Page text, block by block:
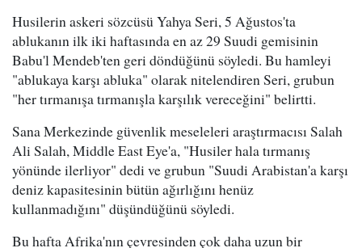
Husilerin askeri sözcüsü Yahya Seri, 5 Ağustos'ta
ablukanın ilk iki haftasında en az 29 Suudi gemisinin
Babu'l Mendeb'ten geri döndüğünü söyledi. Bu hamleyi
"ablukaya karşı abluka" olarak nitelendiren Seri, grubun
"her tırmanışa tırmanışla karşılık vereceğini" belirtti.
Sana Merkezinde güvenlik meseleleri araştırmacısı Salah
Ali Salah, Middle East Eye'a, "Husiler hala tırmanış
yönünde ilerliyor" dedi ve grubun "Suudi Arabistan'a karşı
deniz kapasitesinin bütün ağırlığını henüz
kullanmadığını" düşündüğünü söyledi.
Bu hafta Afrika'nın çevresinden çok daha uzun bir